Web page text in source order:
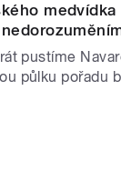
pustíme
půlku pořadu